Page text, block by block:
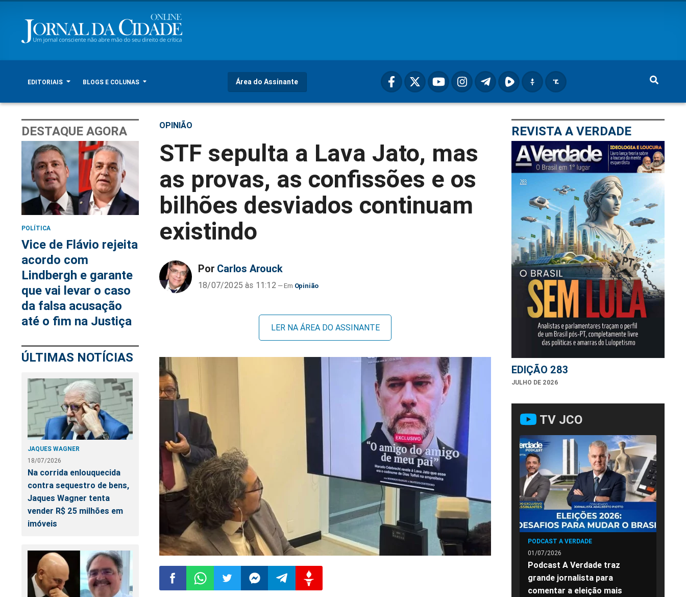
EDITORIAIS BLOGS E COLUNAS Área do Assinante
DESTAQUE AGORA
POLÍTICA
Vice de Flávio rejeita
acordo com
Lindbergh e garante
que vai levar o caso
da falsa acusação
até o fim na Justiça
ÚLTIMAS NOTÍCIAS
JAQUES WAGNER
18/07/2026
Na corrida enlouquecida
contra sequestro de bens,
Jaques Wagner tenta
vender R$ 25 milhões em
imóveis
OPINIÃO
STF sepulta a Lava Jato, mas
as provas, as confissões e os
bilhões desviados continuam
existindo
Por Carlos Arouck
18/07/2025 às 11:12 Opinião
LER NA ÁREA DO ASSINANTE
REVISTA A VERDADE
EDIÇÃO 283
JULHO DE 2026
TV JCO
PODCAST A VERDADE
01/07/2026
Podcast A Verdade traz
grande jornalista para
comentar a eleição mais